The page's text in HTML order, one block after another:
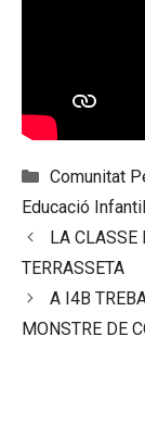
Categories
Comunitat
Educació Infantil
LA CLASSE
TERRASSETA
A I4B
MONSTRE DE